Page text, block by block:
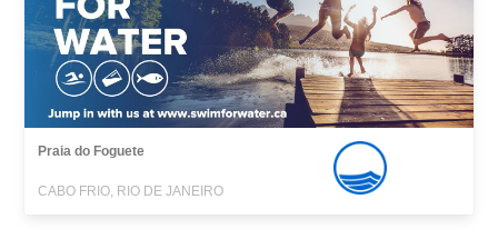
Praia do Foguete
CABO FRIO, RIO DE JANEIRO